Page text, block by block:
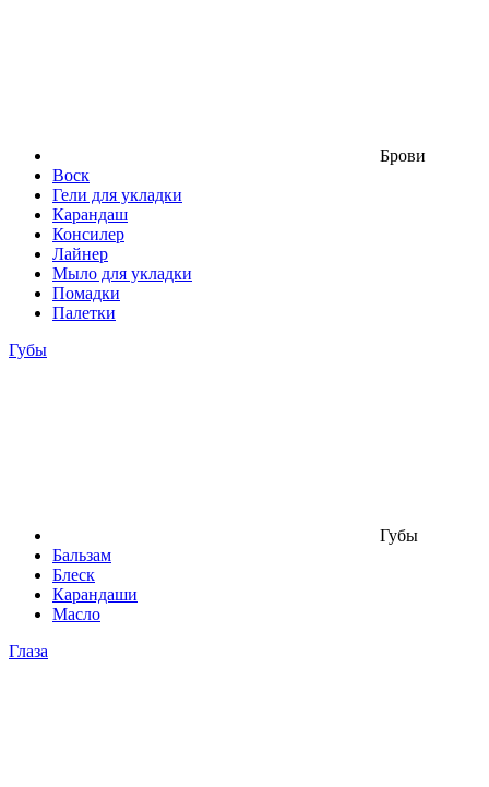
Брови
Воск
Гели для укладки
Карандаш
Консилер
Лайнер
Мыло для укладки
Помадки
Палетки
Губы
Губы
Бальзам
Блеск
Карандаши
Масло
Глаза